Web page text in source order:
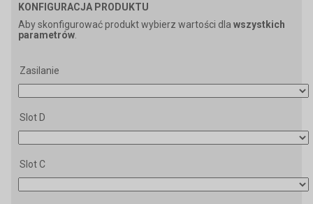
KONFIGURACJA PRODUKTU
Aby skonfigurować produkt wybierz wartości dla wszystkich
parametrów
Zasilanie
Slot D
Slot C